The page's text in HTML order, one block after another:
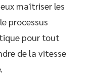
maîtriser les
processus
pour tout
de la vitesse